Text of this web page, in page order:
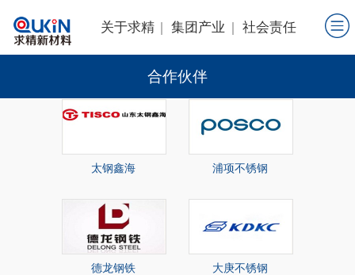
关于求精 集团产业 社会责任
合作伙伴
太钢鑫海 浦项不锈钢
德龙钢铁 大庚不锈钢